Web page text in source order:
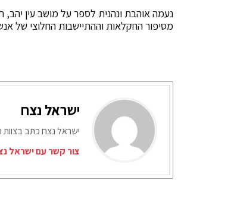
נעמה אוהבת ונהנית לספר על מושב עין יהב,
מסיפור החקלאות וההתיישבות החלוצי של
ישראל נצח
ישראל נצח כתב בצוות
צור קשר עם ישראל